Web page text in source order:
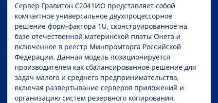
Сервер Гравитон С2041ИО представляет собой
компактное универсальное двухпроцессорное
решение форм-фактора 1U, сконструированное на
базе отечественной материнской платы Онега и
включенное в реестр Минпромторга Российской
Федерации. Данная модель позиционируется
производителем как сбалансированное решение для
задач малого и среднего предпринимательства,
включая развертывание серверов приложений и
организацию систем резервного копирования.